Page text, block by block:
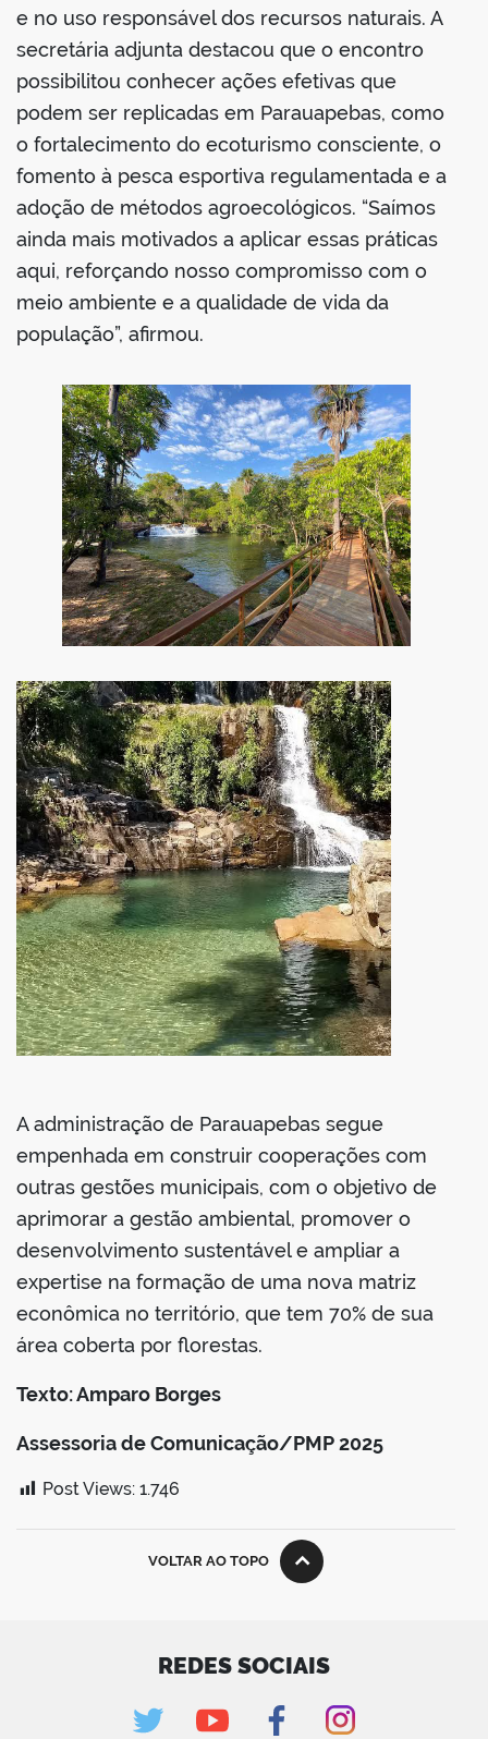
e no uso responsável dos recursos naturais. A
secretária adjunta destacou que o encontro
possibilitou conhecer ações efetivas que
podem ser replicadas em Parauapebas, como
o fortalecimento do ecoturismo consciente, o
fomento à pesca esportiva regulamentada e a
adoção de métodos agroecológicos. “Saímos
ainda mais motivados a aplicar essas práticas
aqui, reforçando nosso compromisso com o
meio ambiente e a qualidade de vida da
população”, afirmou.
A administração de Parauapebas segue
empenhada em construir cooperações com
outras gestões municipais, com o objetivo de
aprimorar a gestão ambiental, promover o
desenvolvimento sustentável e ampliar a
expertise na formação de uma nova matriz
econômica no território, que tem 70% de sua
área coberta por florestas.
Texto: Amparo Borges
Assessoria de Comunicação/PMP 2025
Post Views: 1.746
VOLTAR AO TOPO
REDES SOCIAIS